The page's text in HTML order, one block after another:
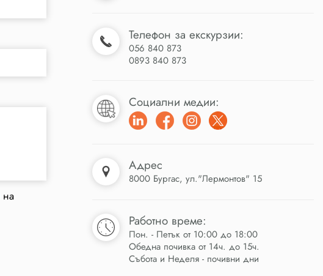
на
Телефон за екскурзии:
056 840 873
0893 840 873
Социални медии:
Адрес
8000 Бургас, ул."Лермонтов" 15
Работно време:
Пон. - Петък от 10:00 до 18:00
Обедна почивка от 14ч. до 15ч.
Събота и Неделя - почивни дни